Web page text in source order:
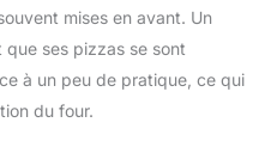
mises en avant. Un
que ses pizzas se sont
à un peu de pratique, ce qui
du four.